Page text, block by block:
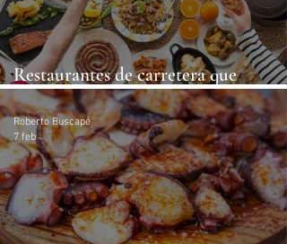
Restaurantes de carretera que
funcionan mejor que muchos urbanos
Roberto Buscapé
7 feb